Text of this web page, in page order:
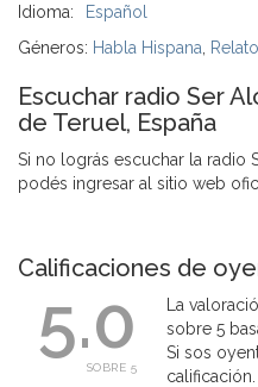
Idioma:
Español
Géneros: Habla Hispana
Escuchar radio Ser
de Teruel, España
Si no lográs escuchar la radio
podés ingresar al sitio web
Calificaciones de
5.0
SOBRE 5
La
sobre 5
Si sos
calificación.